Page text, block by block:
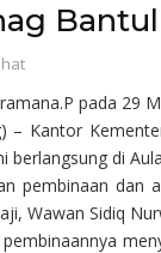
pada 29
– Kantor
berlangsung di
pembinaan dan
Wawan Sidiq